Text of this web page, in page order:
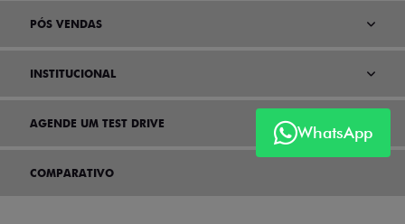
WhatsApp
PÓS VENDAS
INSTITUCIONAL
AGENDE UM TEST DRIVE
COMPARATIVO